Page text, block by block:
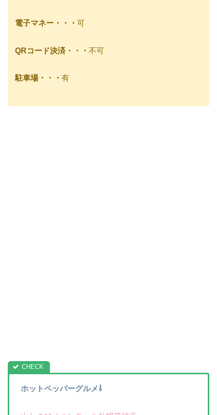
電子マネー・・・ 可
QRコード決済・・・ 不可
駐車場・・・ 有
ホットペッパーグルメ⇩